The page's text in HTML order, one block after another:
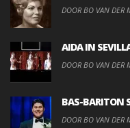
DOOR BO VAN DER
AIDA IN
DOOR BO VAN DER
BAS-BARITON
DOOR BO VAN DER